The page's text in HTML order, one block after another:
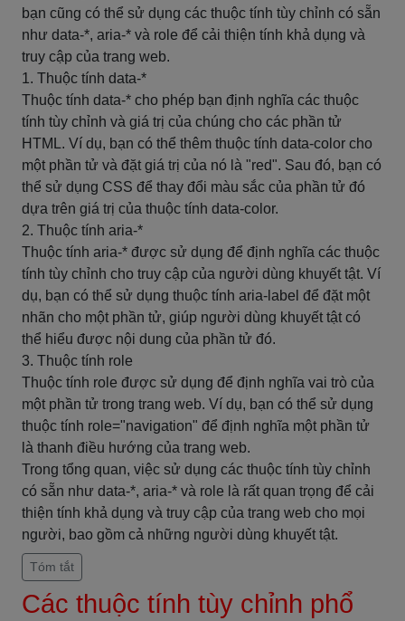
bạn cũng có thể sử dụng các thuộc tính tùy chỉnh có sẵn
như data-*, aria-* và role để cải thiện tính khả dụng và
truy cập của trang web.
1. Thuộc tính data-*
Thuộc tính data-* cho phép bạn định nghĩa các thuộc
tính tùy chỉnh và giá trị của chúng cho các phần tử
HTML. Ví dụ, bạn có thể thêm thuộc tính data-color cho
một phần tử và đặt giá trị của nó là "red". Sau đó, bạn có
thể sử dụng CSS để thay đổi màu sắc của phần tử đó
dựa trên giá trị của thuộc tính data-color.
2. Thuộc tính aria-*
Thuộc tính aria-* được sử dụng để định nghĩa các thuộc
tính tùy chỉnh cho truy cập của người dùng khuyết tật. Ví
dụ, bạn có thể sử dụng thuộc tính aria-label để đặt một
nhãn cho một phần tử, giúp người dùng khuyết tật có
thể hiểu được nội dung của phần tử đó.
3. Thuộc tính role
Thuộc tính role được sử dụng để định nghĩa vai trò của
một phần tử trong trang web. Ví dụ, bạn có thể sử dụng
thuộc tính role="navigation" để định nghĩa một phần tử
là thanh điều hướng của trang web.
Trong tổng quan, việc sử dụng các thuộc tính tùy chỉnh
có sẵn như data-*, aria-* và role là rất quan trọng để cải
thiện tính khả dụng và truy cập của trang web cho mọi
người, bao gồm cả những người dùng khuyết tật.
Tóm tắt
Các thuộc tính tùy chỉnh phổ